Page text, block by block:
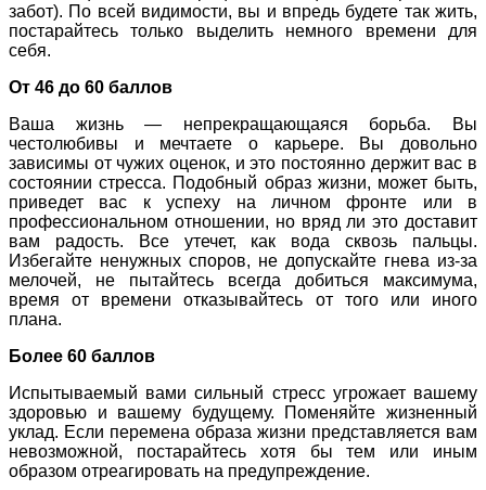
забот). По всей видимости, вы и впредь будете так жить,
постарайтесь только выделить немного времени для
себя.
От 46 до 60 баллов
Ваша жизнь — непрекращающаяся борьба. Вы
честолюбивы и мечтаете о карьере. Вы довольно
зависимы от чужих оценок, и это постоянно держит вас в
состоянии стресса. Подобный образ жизни, может быть,
приведет вас к успеху на личном фронте или в
профессиональном отношении, но вряд ли это доставит
вам радость. Все утечет, как вода сквозь пальцы.
Избегайте ненужных споров, не допускайте гнева из-за
мелочей, не пытайтесь всегда добиться максимума,
время от времени отказывайтесь от того или иного
плана.
Более 60 баллов
Испытываемый вами сильный стресс угрожает вашему
здоровью и вашему будущему. Поменяйте жизненный
уклад. Если перемена образа жизни представляется вам
невозможной, постарайтесь хотя бы тем или иным
образом отреагировать на предупреждение.